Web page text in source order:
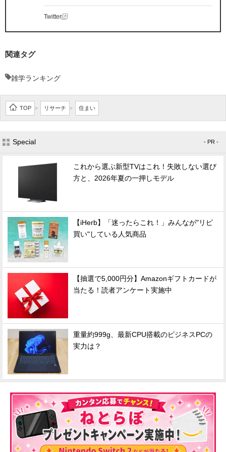
Twitter
関連タグ
雑学ランキング
TOP > リサーチ > 住まい
Special - PR -
これから選ぶ新型TVはこれ！失敗しない選び
方と、2026年夏の一押しモデル
【iHerb】「迷ったらこれ！」みんなが"リピ
買い"している人気商品
【抽選で5,000円分】Amazonギフトカードが
当たる！読者アンケート実施中
重量約999g、最新CPU搭載のビジネスPCの
実力は？